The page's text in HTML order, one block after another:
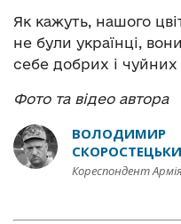
Як кажуть, нашого
не були українці,
себе добрих і
Фото та відео автора
ВОЛОДИМИР
Кореспондент